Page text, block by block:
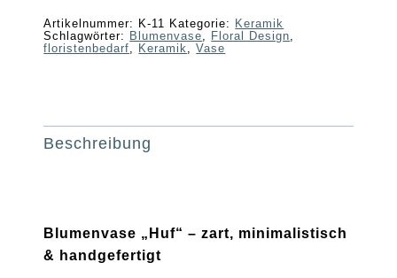
Artikelnummer: K-11 Kategorie:
Keramik
Schlagwörter:
Blumenvase, Floral Design,
floristenbedarf, Keramik,Vase
Beschreibung
Blumenvase „Huf“ – zart, minimalistisch
& handgefertigt